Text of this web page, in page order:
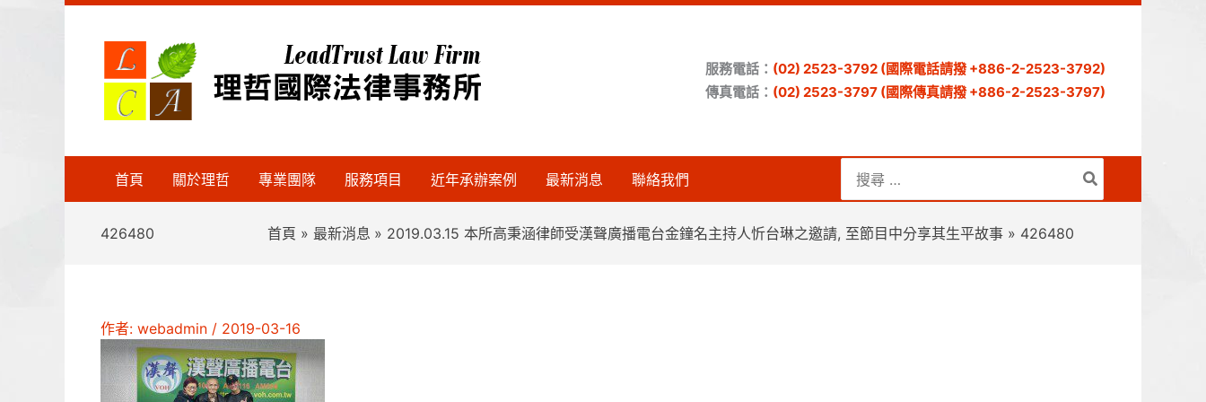
服務電話： (02) 2523-3792 (國際電話請撥 +886-2-2523-3792)
傳真電話： (02) 2523-3797 (國際傳真請撥 +886-2-2523-3797)
首頁 關於理哲 專業團隊 服務項目 近年承辦案例 最新消息 聯絡我們
尋：
426480 首頁 最新消息 2019.03.15 本所高秉涵律師受漢聲廣播電台金鐘名主持人忻台琳之邀請, 至節目中分享其生平故事 426480
作者: webadmin / 2019-03-16